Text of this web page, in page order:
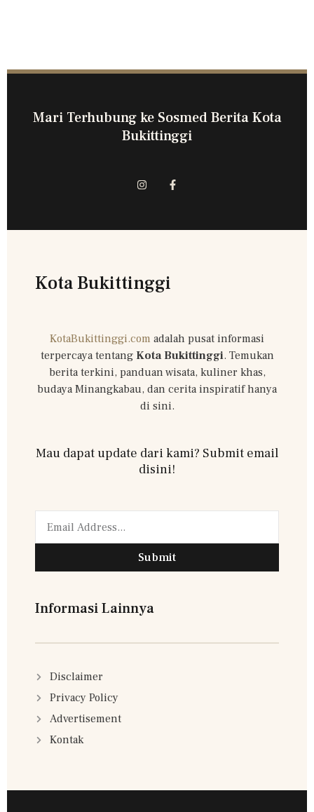
Mari Terhubung ke Sosmed Berita Kota
Bukittinggi
Kota Bukittinggi
KotaBukittinggi.com adalah pusat informasi
terpercaya tentang Kota Bukittinggi. Temukan
berita terkini, panduan wisata, kuliner khas,
budaya Minangkabau, dan cerita inspiratif hanya
di sini.
Mau dapat update dari kami? Submit email
disini!
Submit
Informasi Lainnya
Disclaimer
Privacy Policy
Advertisement
Kontak